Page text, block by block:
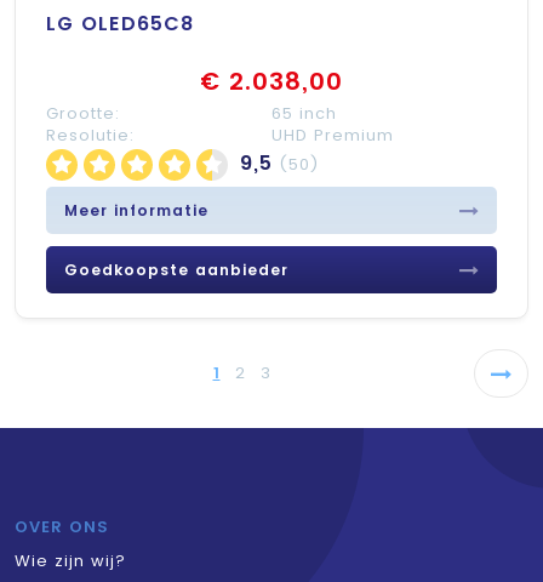
LG OLED65C8
€ 2.038,00
Grootte:
65 inch
Resolutie:
UHD Premium
9,5 (50)
Meer informatie
Goedkoopste aanbieder
1 2 3
OVER ONS
Wie zijn wij?